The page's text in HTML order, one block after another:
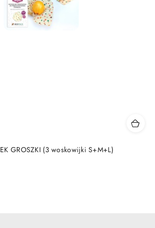
GROSZKI (3 woskowijki S+M+L)